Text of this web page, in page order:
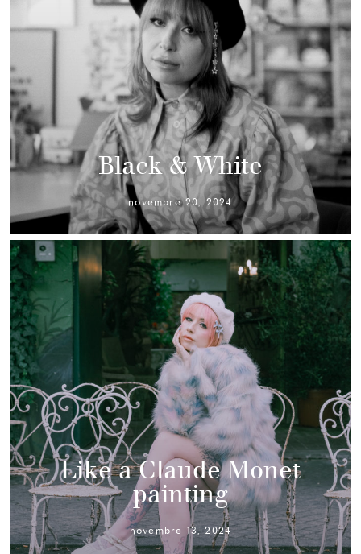
Black & White
novembre 20, 2024
Like a Claude Monet
painting
novembre 13, 2024